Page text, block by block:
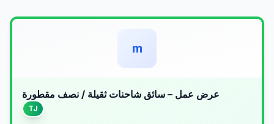
m
عرض عمل – سائق شاحنات ثقيلة / نصف مقطورة
TJ